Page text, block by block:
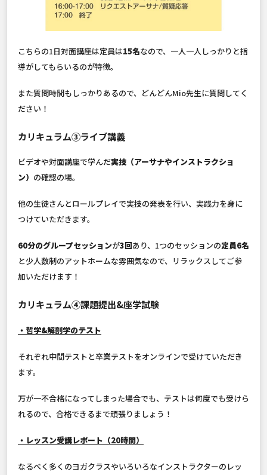
こちらの1日対面講座は定員は15名なので、一人一人しっかりと指
導がしてもらいるのが特徴。
また質問時間もしっかりあるので、どんどんMio先生に質問してく
ださい！
カリキュラム③ライブ講義
ビデオや対面講座で学んだ実技（アーサナやインストラクショ
ン） の確認の場。
他の生徒さんとロールプレイで実技の発表を行い、実践力を身に
つけていただきます。
60分のグループセッションが3回あり、1つのセッションの定員6名
と少人数制のアットホームな雰囲気なので、リラックスしてご参
加いただけます！
カリキュラム④課題提出&座学試験
・哲学&解剖学のテスト
それぞれ中間テストと卒業テストをオンラインで受けていただき
ます。
万が一不合格になってしまった場合でも、テストは何度でも受けら
れるので、合格できるまで頑張りましょう！
・レッスン受講レポート（20時間）
なるべく多くのヨガクラスやいろいろなインストラクターのレッ